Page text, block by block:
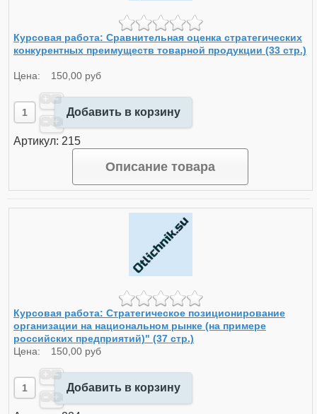
Курсовая работа: Сравнительная оценка стратегических
конкурентных преимуществ товарной продукции (33 стр.)
Цена: 150,00 руб
Добавить в корзину
Артикул: 215
Описание товара
Курсовая работа: Стратегическое позиционирование
организации на национальном рынке (на примере
российских предприятий)" (37 стр.)
Цена: 150,00 руб
Добавить в корзину